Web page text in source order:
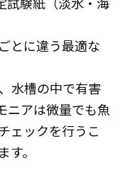
とに違う最適な
水槽の中で有害
ニアは微量でも魚
ェックを行うこ
。